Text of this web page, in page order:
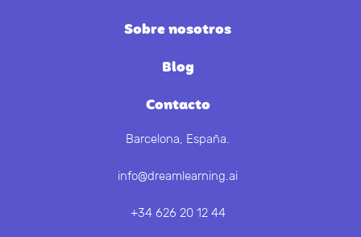
Sobre nosotros
Blog
Contacto
Barcelona, España.
info@dreamlearning.ai
+34 626 20 12 44